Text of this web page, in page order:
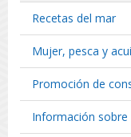
Recetas del mar
Mujer, pesca y
Promoción de
Información sobre